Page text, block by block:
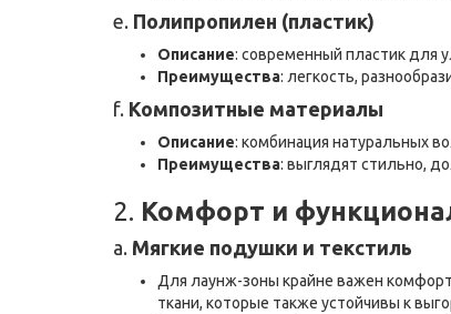
e. Полипропилен (пластик)
Описание: современный пластик для
Преимущества: легкость,
f. Композитные материалы
Описание: комбинация натуральных
Преимущества: выглядят стильно,
2. Комфорт и
a. Мягкие подушки и текстиль
Для лаунж-зоны крайне важен
ткани, которые также устойчивы к